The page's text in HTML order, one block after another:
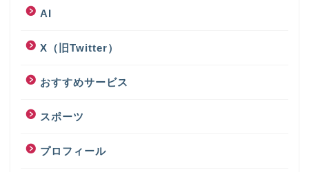
AI
X（旧Twitter）
おすすめサービス
スポーツ
プロフィール